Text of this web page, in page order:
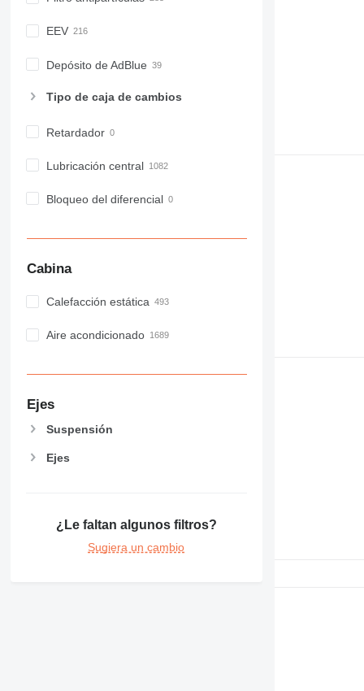
EEV
Depósito de AdBlue
Tipo de caja de cambios
Retardador
Lubricación central
Bloqueo del diferencial
Cabina
Calefacción estática
Aire acondicionado
Ejes
Suspensión
Ejes
¿Le faltan algunos filtros?
Sugiera un cambio